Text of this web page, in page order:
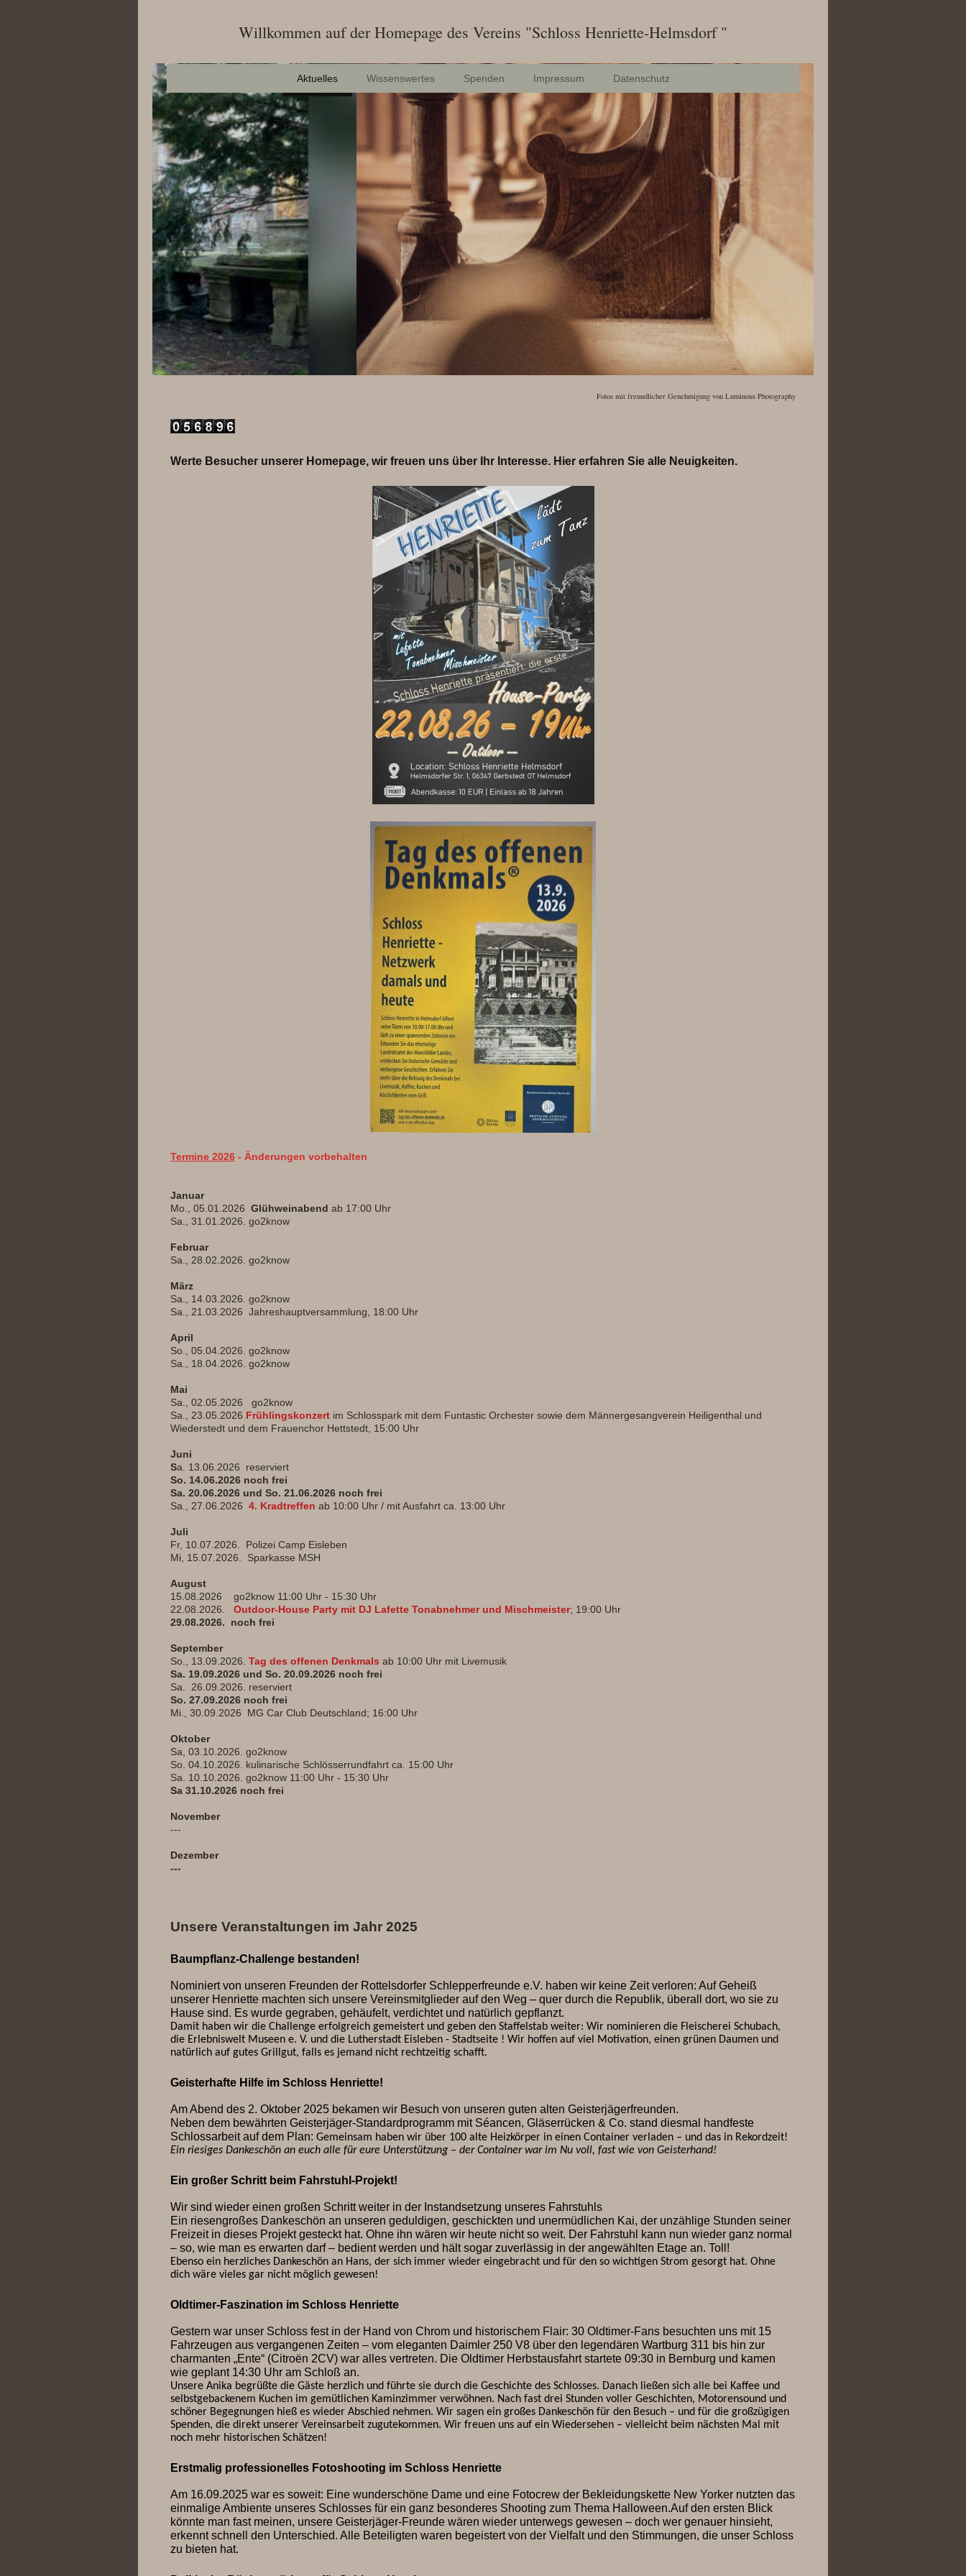
Willkommen auf der Homepage des Vereins "Schloss Henriette-Helmsdorf "
Aktuelles Wissenswertes Spenden Impressum Datenschutz
Fotos mit freundlicher Genehmigung von Luminous Photography
Werte Besucher unserer Homepage, wir freuen uns über Ihr Interesse. Hier erfahren Sie alle Neuigkeiten.
Termine 2026 - Änderungen vorbehalten
Januar
Mo., 05.01.2026 Glühweinabend ab 17:00 Uhr
Sa., 31.01.2026. go2know
Februar
Sa., 28.02.2026. go2know
März
Sa., 14.03.2026. go2know
Sa., 21.03.2026 Jahreshauptversammlung, 18:00 Uhr
April
So., 05.04.2026. go2know
Sa., 18.04.2026. go2know
Mai
Sa., 02.05.2026 go2know
Sa., 23.05.2026 Frühlingskonzert im Schlosspark mit dem Funtastic Orchester sowie dem Männergesangverein Heiligenthal und
Wiederstedt und dem Frauenchor Hettstedt, 15:00 Uhr
Juni
Sa. 13.06.2026 reserviert
So. 14.06.2026 noch frei
Sa. 20.06.2026 und So. 21.06.2026 noch frei
Sa., 27.06.2026 4. Kradtreffen ab 10:00 Uhr / mit Ausfahrt ca. 13:00 Uhr
Juli
Fr, 10.07.2026. Polizei Camp Eisleben
Mi, 15.07.2026. Sparkasse MSH
August
15.08.2026 go2know 11:00 Uhr - 15:30 Uhr
22.08.2026. Outdoor-House Party mit DJ Lafette Tonabnehmer und Mischmeister; 19:00 Uhr
29.08.2026. noch frei
September
So., 13.09.2026. Tag des offenen Denkmals ab 10:00 Uhr mit Livemusik
Sa. 19.09.2026 und So. 20.09.2026 noch frei
Sa. 26.09.2026. reserviert
So. 27.09.2026 noch frei
Mi., 30.09.2026 MG Car Club Deutschland; 16:00 Uhr
Oktober
Sa, 03.10.2026. go2know
So. 04.10.2026. kulinarische Schlösserrundfahrt ca. 15:00 Uhr
Sa. 10.10.2026. go2know 11:00 Uhr - 15:30 Uhr
Sa 31.10.2026 noch frei
November
---
Dezember
---
Unsere Veranstaltungen im Jahr 2025
Baumpflanz-Challenge bestanden!
Nominiert von unseren Freunden der Rottelsdorfer Schlepperfreunde e.V. haben wir keine Zeit verloren: Auf Geheiß
unserer Henriette machten sich unsere Vereinsmitglieder auf den Weg – quer durch die Republik, überall dort, wo sie zu
Hause sind. Es wurde gegraben, gehäufelt, verdichtet und natürlich gepflanzt.
Damit haben wir die Challenge erfolgreich gemeistert und geben den Staffelstab weiter: Wir nominieren die Fleischerei Schubach,
die Erlebniswelt Museen e. V. und die Lutherstadt Eisleben - Stadtseite ! Wir hoffen auf viel Motivation, einen grünen Daumen und
natürlich auf gutes Grillgut, falls es jemand nicht rechtzeitig schafft.
Geisterhafte Hilfe im Schloss Henriette!
Am Abend des 2. Oktober 2025 bekamen wir Besuch von unseren guten alten Geisterjägerfreunden.
Neben dem bewährten Geisterjäger-Standardprogramm mit Séancen, Gläserrücken & Co. stand diesmal handfeste
Schlossarbeit auf dem Plan: Gemeinsam haben wir über 100 alte Heizkörper in einen Container verladen – und das in Rekordzeit!
Ein riesiges Dankeschön an euch alle für eure Unterstützung – der Container war im Nu voll, fast wie von Geisterhand!
Ein großer Schritt beim Fahrstuhl-Projekt!
Wir sind wieder einen großen Schritt weiter in der Instandsetzung unseres Fahrstuhls
Ein riesengroßes Dankeschön an unseren geduldigen, geschickten und unermüdlichen Kai, der unzählige Stunden seiner
Freizeit in dieses Projekt gesteckt hat. Ohne ihn wären wir heute nicht so weit. Der Fahrstuhl kann nun wieder ganz normal
– so, wie man es erwarten darf – bedient werden und hält sogar zuverlässig in der angewählten Etage an. Toll!
Ebenso ein herzliches Dankeschön an Hans, der sich immer wieder eingebracht und für den so wichtigen Strom gesorgt hat. Ohne
dich wäre vieles gar nicht möglich gewesen!
Oldtimer-Faszination im Schloss Henriette
Gestern war unser Schloss fest in der Hand von Chrom und historischem Flair: 30 Oldtimer-Fans besuchten uns mit 15
Fahrzeugen aus vergangenen Zeiten – vom eleganten Daimler 250 V8 über den legendären Wartburg 311 bis hin zur
charmanten „Ente“ (Citroën 2CV) war alles vertreten. Die Oldtimer Herbstausfahrt startete 09:30 in Bernburg und kamen
wie geplant 14:30 Uhr am Schloß an.
Unsere Anika begrüßte die Gäste herzlich und führte sie durch die Geschichte des Schlosses. Danach ließen sich alle bei Kaffee und
selbstgebackenem Kuchen im gemütlichen Kaminzimmer verwöhnen. Nach fast drei Stunden voller Geschichten, Motorensound und
schöner Begegnungen hieß es wieder Abschied nehmen. Wir sagen ein großes Dankeschön für den Besuch – und für die großzügigen
Spenden, die direkt unserer Vereinsarbeit zugutekommen. Wir freuen uns auf ein Wiedersehen – vielleicht beim nächsten Mal mit
noch mehr historischen Schätzen!
Erstmalig professionelles Fotoshooting im Schloss Henriette
Am 16.09.2025 war es soweit: Eine wunderschöne Dame und eine Fotocrew der Bekleidungskette New Yorker nutzten das
einmalige Ambiente unseres Schlosses für ein ganz besonderes Shooting zum Thema Halloween.Auf den ersten Blick
könnte man fast meinen, unsere Geisterjäger-Freunde wären wieder unterwegs gewesen – doch wer genauer hinsieht,
erkennt schnell den Unterschied. Alle Beteiligten waren begeistert von der Vielfalt und den Stimmungen, die unser Schloss
zu bieten hat.